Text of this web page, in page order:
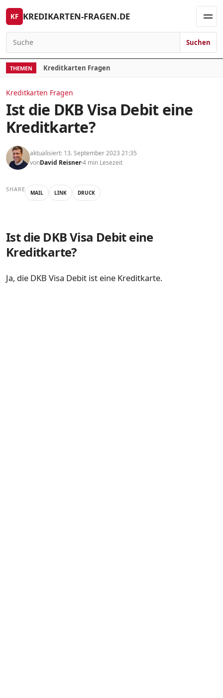
Skip to content
KF KREDIKARTEN-FRAGEN.DE
Search for:
Suchen
THEMEN Kreditkarten Fragen
Kreditkarten Fragen
Ist die DKB Visa Debit eine
Kreditkarte?
aktualisiert: 13. September 2023 21:35
vonDavid Reisner4 min Lesezeit
SHARE MAIL LINK DRUCK
Ist die DKB Visa Debit eine
Kreditkarte?
Ja, die DKB Visa Debit ist eine Kreditkarte.